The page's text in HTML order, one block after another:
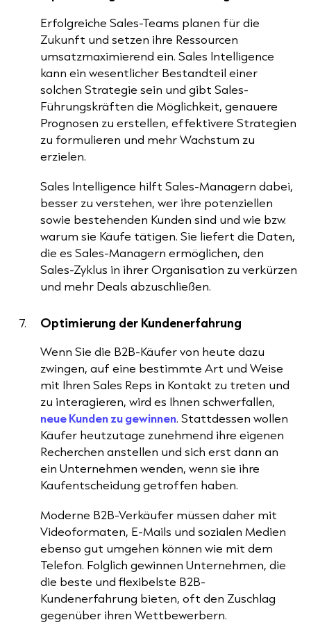
Erfolgreiche Sales-Teams planen für die
Zukunft und setzen ihre Ressourcen
umsatzmaximierend ein. Sales Intelligence
kann ein wesentlicher Bestandteil einer
solchen Strategie sein und gibt Sales-
Führungskräften die Möglichkeit, genauere
Prognosen zu erstellen, effektivere Strategien
zu formulieren und mehr Wachstum zu
erzielen.
Sales Intelligence hilft Sales-Managern dabei,
besser zu verstehen, wer ihre potenziellen
sowie bestehenden Kunden sind und wie bzw.
warum sie Käufe tätigen. Sie liefert die Daten,
die es Sales-Managern ermöglichen, den
Sales-Zyklus in ihrer Organisation zu verkürzen
und mehr Deals abzuschließen.
Optimierung der Kundenerfahrung
Wenn Sie die B2B-Käufer von heute dazu
zwingen, auf eine bestimmte Art und Weise
mit Ihren Sales Reps in Kontakt zu treten und
zu interagieren, wird es Ihnen schwerfallen,
neue Kunden zu gewinnen. Stattdessen wollen
Käufer heutzutage zunehmend ihre eigenen
Recherchen anstellen und sich erst dann an
ein Unternehmen wenden, wenn sie ihre
Kaufentscheidung getroffen haben.
Moderne B2B-Verkäufer müssen daher mit
Videoformaten, E-Mails und sozialen Medien
ebenso gut umgehen können wie mit dem
Telefon. Folglich gewinnen Unternehmen, die
die beste und flexibelste B2B-
Kundenerfahrung bieten, oft den Zuschlag
gegenüber ihren Wettbewerbern.